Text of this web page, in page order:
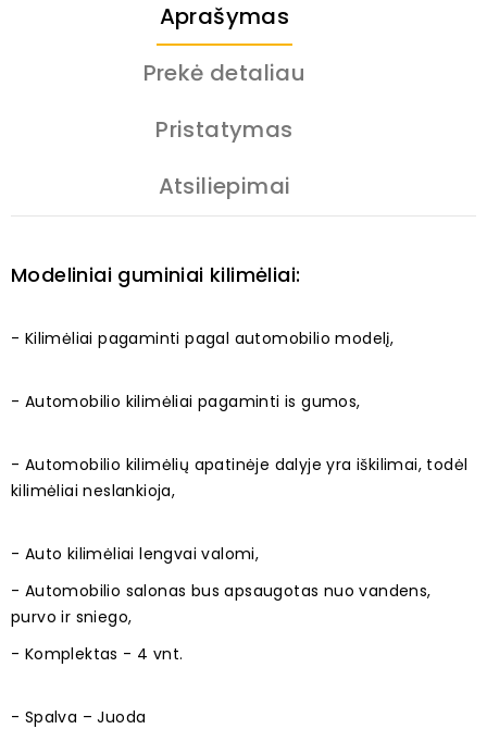
Aprašymas
Prekė detaliau
Pristatymas
Atsiliepimai
Modeliniai guminiai kilimėliai:
- Kilimėliai pagaminti pagal automobilio modelį,
- Automobilio kilimėliai pagaminti is gumos,
- Automobilio kilimėlių apatinėje dalyje yra iškilimai, todėl
kilimėliai neslankioja,
- Auto kilimėliai lengvai valomi,
- Automobilio salonas bus apsaugotas nuo vandens,
purvo ir sniego,
- Komplektas - 4 vnt.
- Spalva – Juoda